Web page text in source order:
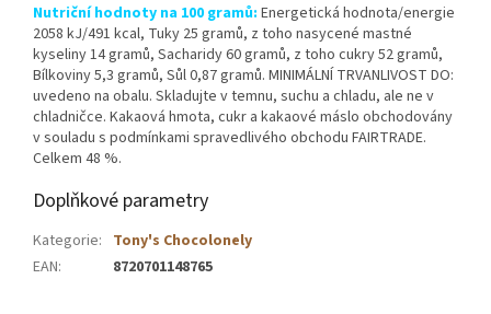
Nutriční hodnoty na 100 gramů: Energetická hodnota/energie
2058 kJ/491 kcal, Tuky 25 gramů, z toho nasycené mastné
kyseliny 14 gramů, Sacharidy 60 gramů, z toho cukry 52 gramů,
Bílkoviny 5,3 gramů, Sůl 0,87 gramů. MINIMÁLNÍ TRVANLIVOST DO:
uvedeno na obalu. Skladujte v temnu, suchu a chladu, ale ne v
chladničce. Kakaová hmota, cukr a kakaové máslo obchodovány
v souladu s podmínkami spravedlivého obchodu FAIRTRADE.
Celkem 48 %.
Doplňkové parametry
Kategorie: Tony's Chocolonely
EAN: 8720701148765